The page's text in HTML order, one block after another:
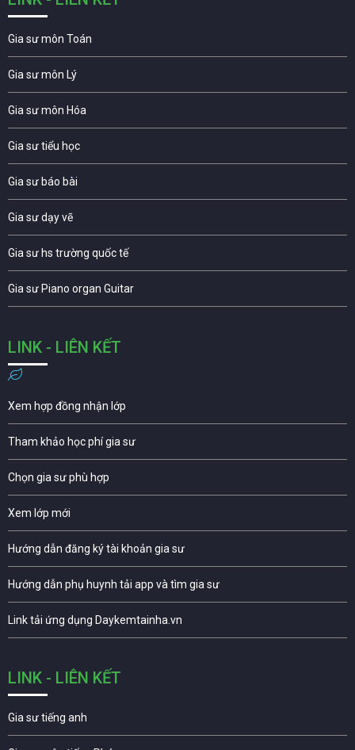
Gia sư môn Toán
Gia sư môn Lý
Gia sư môn Hóa
Gia sư tiểu học
Gia sư báo bài
Gia sư dạy vẽ
Gia sư hs trường quốc tế
Gia sư Piano organ Guitar
LINK - LIÊN KẾT
Xem hợp đồng nhận lớp
Tham khảo học phí gia sư
Chọn gia sư phù hợp
Xem lớp mới
Hướng dẫn đăng ký tài khoản gia sư
Hướng dẫn phụ huynh tải app và tìm gia sư
Link tải ứng dụng Daykemtainha.vn
LINK - LIÊN KẾT
Gia sư tiếng anh